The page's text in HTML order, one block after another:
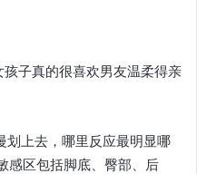
子真的很喜欢男友温柔得亲
划上去，哪里反应最明显哪
感区包括脚底、臀部、后